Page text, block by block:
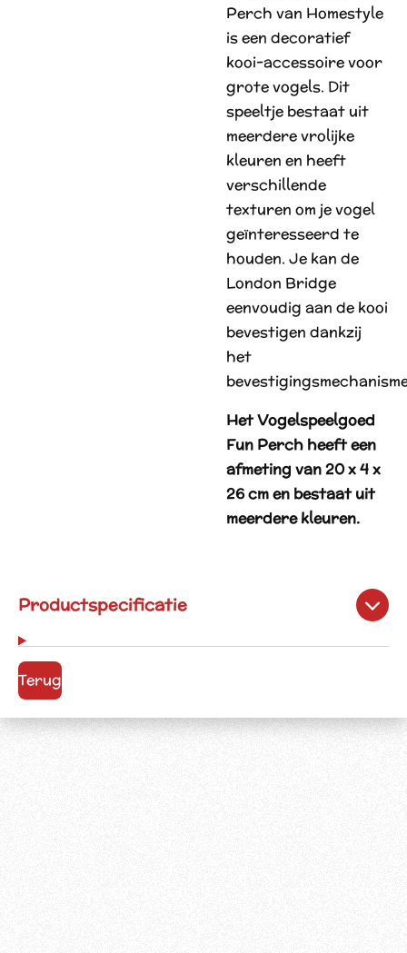
Perch van Homestyle
is een decoratief
kooi-accessoire voor
grote vogels. Dit
speeltje bestaat uit
meerdere vrolijke
kleuren en heeft
verschillende
texturen om je vogel
geïnteresseerd te
houden. Je kan de
London Bridge
eenvoudig aan de kooi
bevestigen dankzij
het
Het Vogelspeelgoed
Fun Perch heeft een
afmeting van 20 x 4 x
26 cm en bestaat uit
meerdere kleuren.
Productspecificatie
Terug